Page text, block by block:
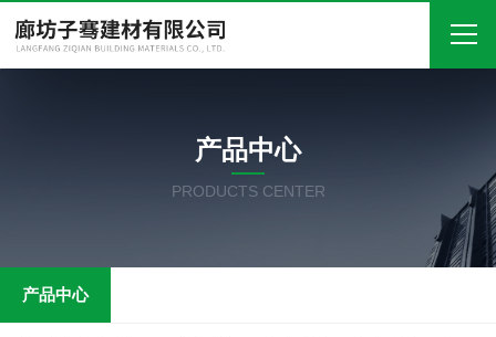
关于我们
产品中心
产品中心
PRODUCTS CENTER
产品中心